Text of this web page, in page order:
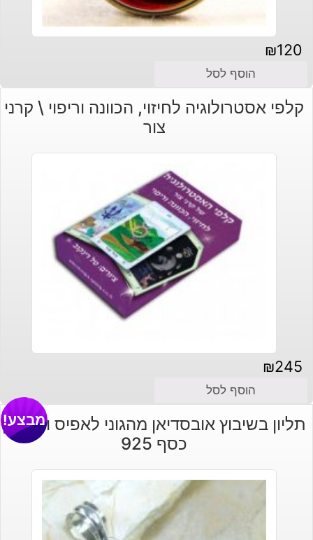
₪120
הוסף לסל
קלפי אסטרולוגיה לחיזוי, הכוונה וריפוי \ קרני
צור
₪245
הוסף לסל
תליון בשיבוץ אובסדיאן מהגוני לאפיס וסיטרין
כסף 925
מבצע!